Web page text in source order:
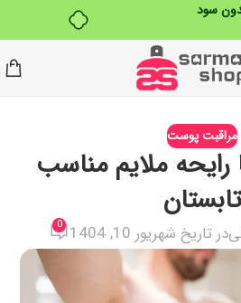
سود
مراقبت پوست
رایحه ملایم مناسب
تابستان
در تاریخ شهریور 10, 1404 0